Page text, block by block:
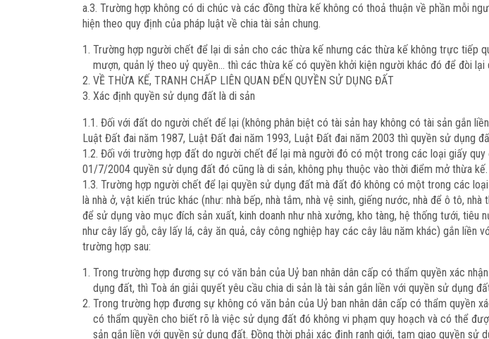
a.3. Trường hợp không có di chúc và các đồng thừa kế không có thoả thuận về phần mỗi
hiện theo quy định của pháp luật về chia tài sản chung.
Trường hợp người chết để lại di sản cho các thừa kế nhưng các thừa kế không trực tiếp
mượn, quản lý theo uỷ quyền… thì các thừa kế có quyền khởi kiện người khác đó để đòi lại
VỀ THỪA KẾ, TRANH CHẤP LIÊN QUAN ĐẾN QUYỀN SỬ DỤNG ĐẤT
Xác định quyền sử dụng đất là di sản
1.1. Đối với đất do người chết để lại (không phân biệt có tài sản hay không có tài sản gắn
Luật Đất đai năm 1987, Luật Đất đai năm 1993, Luật Đất đai năm 2003 thì quyền sử dụng
1.2. Đối với trường hợp đất do người chết để lại mà người đó có một trong các loại giấy
01/7/2004 quyền sử dụng đất đó cũng là di sản, không phụ thuộc vào thời điểm mở thừa kế.
1.3. Trường hợp người chết để lại quyền sử dụng đất mà đất đó không có một trong các
là nhà ở, vật kiến trúc khác (như: nhà bếp, nhà tắm, nhà vệ sinh, giếng nước, nhà để ô tô,
để sử dụng vào mục đích sản xuất, kinh doanh như nhà xưởng, kho tàng, hệ thống tưới,
như cây lấy gỗ, cây lấy lá, cây ăn quả, cây công nghiệp hay các cây lâu năm khác) gắn
trường hợp sau:
Trong trường hợp đương sự có văn bản của Uỷ ban nhân dân cấp có thẩm quyền xác
dụng đất, thì Toà án giải quyết yêu cầu chia di sản là tài sản gắn liền với quyền sử dụng
Trong trường hợp đương sự không có văn bản của Uỷ ban nhân dân cấp có thẩm quyền
có thẩm quyền cho biết rõ là việc sử dụng đất đó không vi phạm quy hoạch và có thể
sản gắn liền với quyền sử dụng đất. Đồng thời phải xác định ranh giới, tạm giao quyền